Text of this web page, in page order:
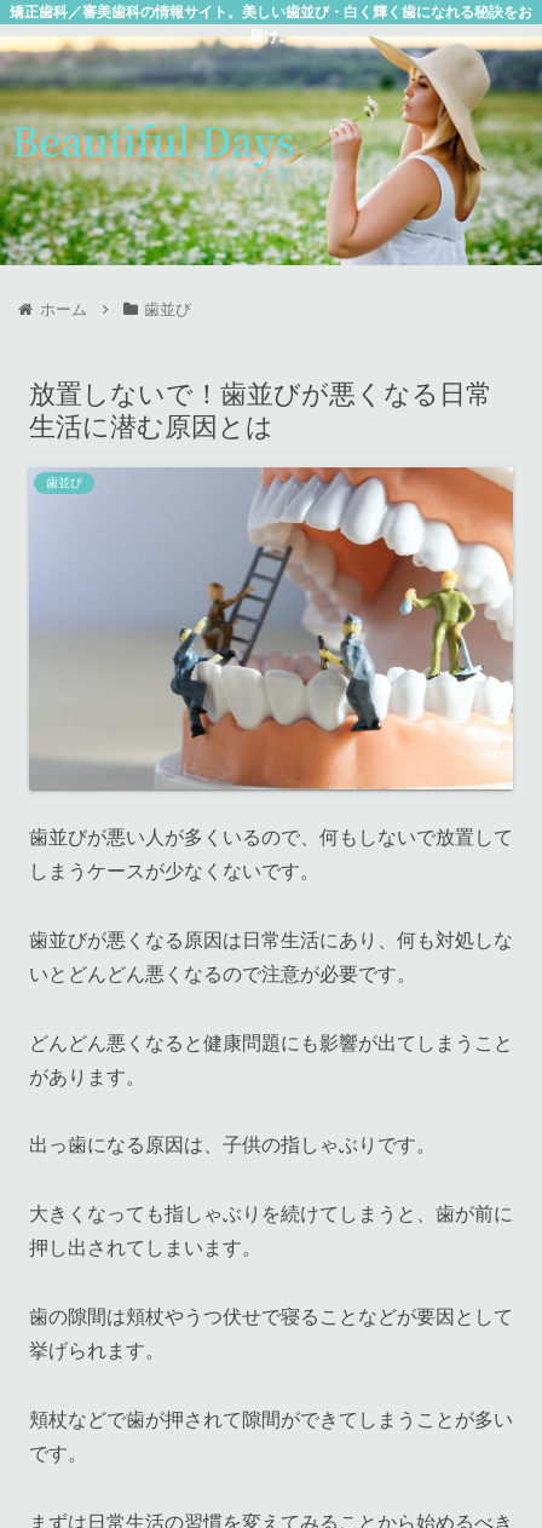
矯正歯科／審美歯科の情報サイト。美しい歯並び・白く輝く歯になれる秘訣をお
届け。
ホーム 歯並び
放置しないで！歯並びが悪くなる日常
生活に潜む原因とは
歯並び
歯並びが悪い人が多くいるので、何もしないで放置して
しまうケースが少なくないです。
歯並びが悪くなる原因は日常生活にあり、何も対処しな
いとどんどん悪くなるので注意が必要です。
どんどん悪くなると健康問題にも影響が出てしまうこと
があります。
出っ歯になる原因は、子供の指しゃぶりです。
大きくなっても指しゃぶりを続けてしまうと、歯が前に
押し出されてしまいます。
歯の隙間は頬杖やうつ伏せで寝ることなどが要因として
挙げられます。
頬杖などで歯が押されて隙間ができてしまうことが多い
です。
まずは日常生活の習慣を変えてみることから始めるべき